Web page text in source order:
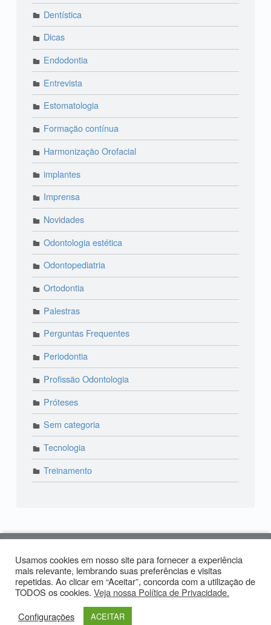
Dentística
Dicas
Endodontia
Entrevista
Estomatologia
Formação contínua
Harmonização Orofacial
implantes
Imprensa
Novidades
Odontologia estética
Odontopediatria
Ortodontia
Palestras
Perguntas Frequentes
Periodontia
Profissão Odontologia
Próteses
Sem categoria
Tecnologia
Treinamento
© 2018 Lira Odonto | Paraíso: (11) 3373-4444 | Alto
de Pinheiros: (11) 2574-0958 | Produzido por:Tiago
Carvalho
Facebook LiraOdonto
Instagram LiraOdonto
Site LiraOdonto
Voltar ao topo ↑
Usamos cookies em nosso site para fornecer a experiência
mais relevante, lembrando suas preferências e visitas
repetidas. Ao clicar em “Aceitar”, concorda com a utilização de
TODOS os cookies. Veja nossa Política de Privacidade.
Configurações
ACEITAR